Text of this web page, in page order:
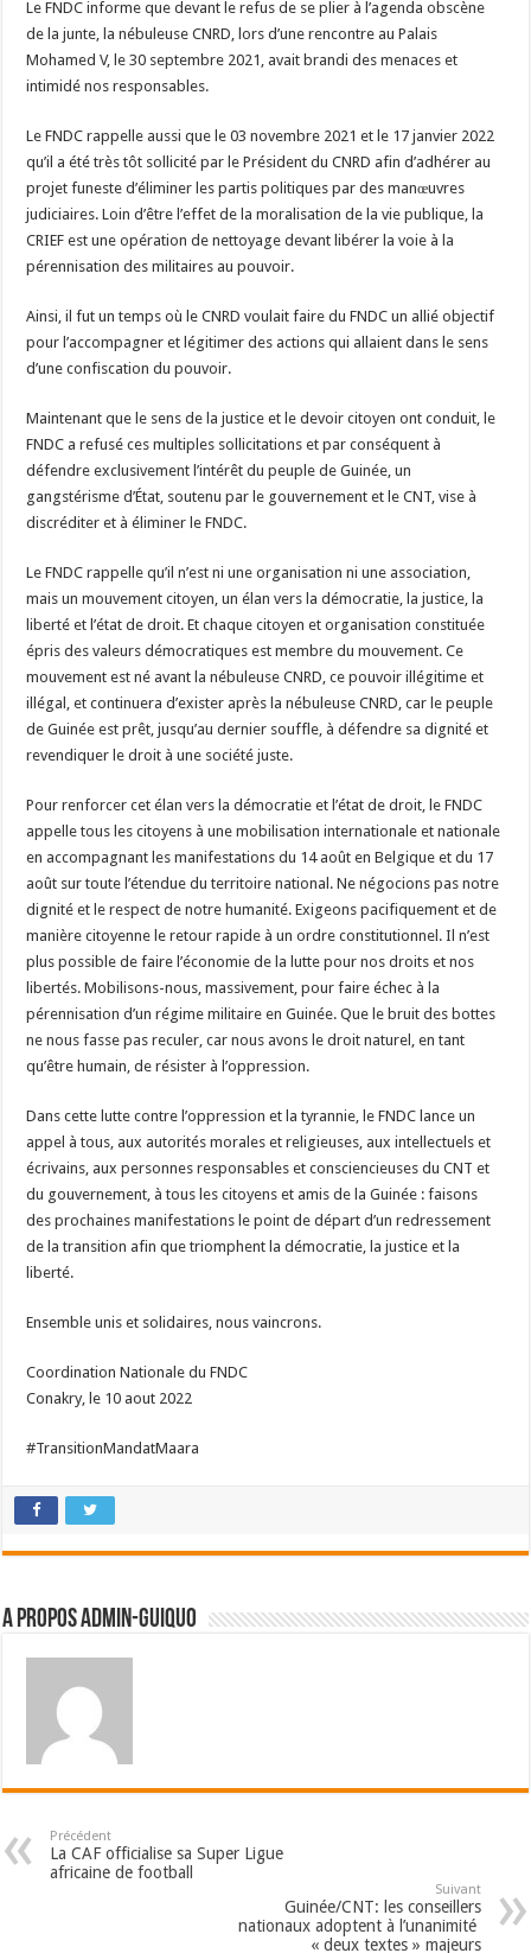
Le FNDC informe que devant le refus de se plier à l’agenda obscène
de la junte, la nébuleuse CNRD, lors d’une rencontre au Palais
Mohamed V, le 30 septembre 2021, avait brandi des menaces et
intimidé nos responsables.
Le FNDC rappelle aussi que le 03 novembre 2021 et le 17 janvier 2022
qu’il a été très tôt sollicité par le Président du CNRD afin d’adhérer au
projet funeste d’éliminer les partis politiques par des manœuvres
judiciaires. Loin d’être l’effet de la moralisation de la vie publique, la
CRIEF est une opération de nettoyage devant libérer la voie à la
pérennisation des militaires au pouvoir.
Ainsi, il fut un temps où le CNRD voulait faire du FNDC un allié objectif
pour l’accompagner et légitimer des actions qui allaient dans le sens
d’une confiscation du pouvoir.
Maintenant que le sens de la justice et le devoir citoyen ont conduit, le
FNDC a refusé ces multiples sollicitations et par conséquent à
défendre exclusivement l’intérêt du peuple de Guinée, un
gangstérisme d’État, soutenu par le gouvernement et le CNT, vise à
discréditer et à éliminer le FNDC.
Le FNDC rappelle qu’il n’est ni une organisation ni une association,
mais un mouvement citoyen, un élan vers la démocratie, la justice, la
liberté et l’état de droit. Et chaque citoyen et organisation constituée
épris des valeurs démocratiques est membre du mouvement. Ce
mouvement est né avant la nébuleuse CNRD, ce pouvoir illégitime et
illégal, et continuera d’exister après la nébuleuse CNRD, car le peuple
de Guinée est prêt, jusqu’au dernier souffle, à défendre sa dignité et
revendiquer le droit à une société juste.
Pour renforcer cet élan vers la démocratie et l’état de droit, le FNDC
appelle tous les citoyens à une mobilisation internationale et nationale
en accompagnant les manifestations du 14 août en Belgique et du 17
août sur toute l’étendue du territoire national. Ne négocions pas notre
dignité et le respect de notre humanité. Exigeons pacifiquement et de
manière citoyenne le retour rapide à un ordre constitutionnel. Il n’est
plus possible de faire l’économie de la lutte pour nos droits et nos
libertés. Mobilisons-nous, massivement, pour faire échec à la
pérennisation d’un régime militaire en Guinée. Que le bruit des bottes
ne nous fasse pas reculer, car nous avons le droit naturel, en tant
qu’être humain, de résister à l’oppression.
Dans cette lutte contre l’oppression et la tyrannie, le FNDC lance un
appel à tous, aux autorités morales et religieuses, aux intellectuels et
écrivains, aux personnes responsables et consciencieuses du CNT et
du gouvernement, à tous les citoyens et amis de la Guinée : faisons
des prochaines manifestations le point de départ d’un redressement
de la transition afin que triomphent la démocratie, la justice et la
liberté.
Ensemble unis et solidaires, nous vaincrons.
Coordination Nationale du FNDC
Conakry, le 10 aout 2022
#TransitionMandatMaara
A propos admin-guiquo
Précédent
La CAF officialise sa Super Ligue
africaine de football
Suivant
Guinée/CNT: les conseillers
nationaux adoptent à l’unanimité
« deux textes » majeurs